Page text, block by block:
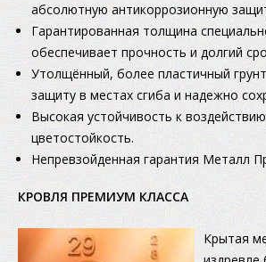
абсолютную антикоррозионную
Гарантированная толщина
обеспечивает прочность и долгий
Утолщённый, более пластичный
защиту в местах сгиба и надежно
Высокая устойчивость к
цветостойкость.
Непревзойденная гарантия Металл
КРОВЛЯ ПРЕМИУМ КЛАССА
Крытая